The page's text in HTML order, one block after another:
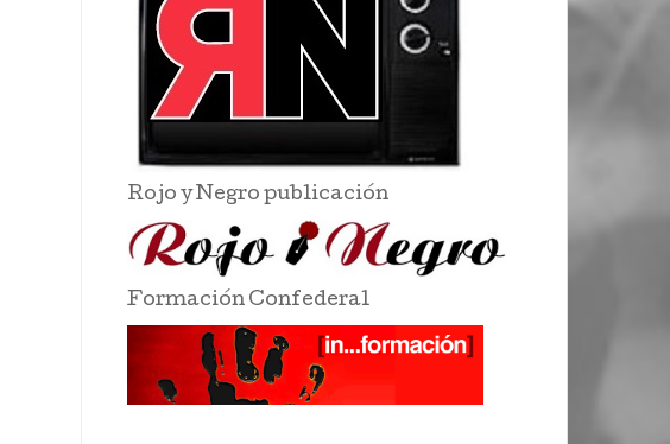
Rojo y Negro publicación
Formación Confederal